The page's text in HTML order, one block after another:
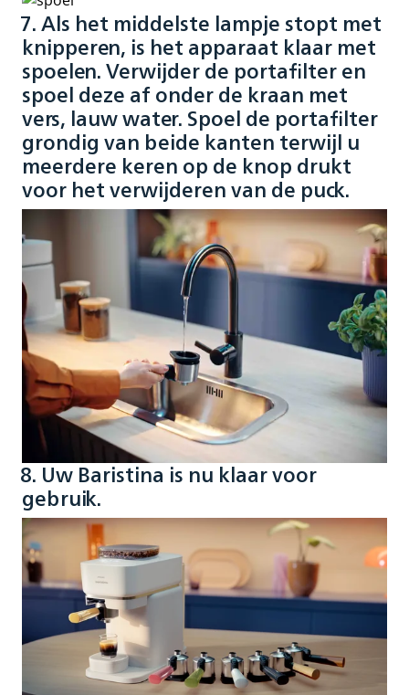
7. Als het middelste lampje stopt met
knipperen, is het apparaat klaar met
spoelen. Verwijder de portafilter en
spoel deze af onder de kraan met
vers, lauw water. Spoel de portafilter
grondig van beide kanten terwijl u
meerdere keren op de knop drukt
voor het verwijderen van de puck.
8. Uw Baristina is nu klaar voor
gebruik.